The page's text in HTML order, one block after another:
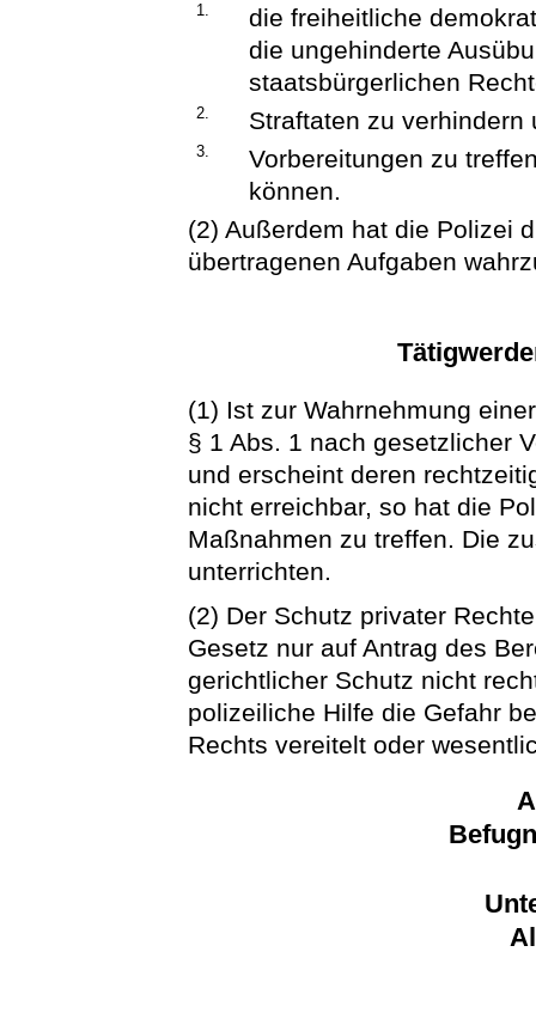
1.
die freiheitliche
die ungehinderte
staatsbürgerlichen
2. Straftaten zu
3.
Vorbereitungen zu
können.
(2) Außerdem hat die Polizei
übertragenen Aufgaben
(1) Ist zur Wahrnehmung
§ 1 Abs. 1 nach gesetzlicher
und erscheint deren
nicht erreichbar, so hat die
Maßnahmen zu treffen. Die
unterrichten.
(2) Der Schutz privater
Gesetz nur auf Antrag des
gerichtlicher Schutz nicht
polizeiliche Hilfe die Gefahr
Rechts vereitelt oder